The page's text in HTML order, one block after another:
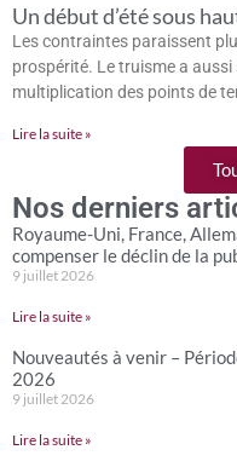
Un début d’été sous
Les contraintes paraissent
prospérité. Le truisme a aussi
multiplication des points de
Lire la suite »
Nos derniers
Royaume-Uni, France,
compenser le déclin de la
9 juillet 2026
Lire la suite »
Nouveautés à venir –
2026
9 juillet 2026
Lire la suite »